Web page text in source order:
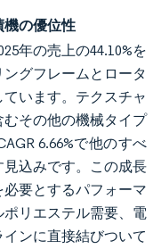
機の優位性
年の売上の44.10%を
グフレームとロータ
います。テクスチャ
その他の機械タイプ
6.66%で他のすべ
込みです。この成長
要とするパフォーマ
リエステル需要、電
ンに直接結びついて